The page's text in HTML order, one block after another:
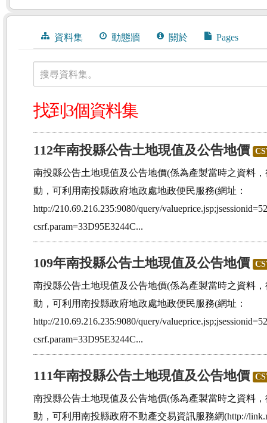
資料集 動態牆 關於 Pages
搜尋資料集。
找到3個資料集
112年南投縣公告土地現值及公告地價
南投縣公告土地現值及公告地價(係為產製當時之資料
動，可利用南投縣政府地政處地政便民服務(網址：
http://210.69.216.235:9080/query/
csrf.param=33D95E3244C...
109年南投縣公告土地現值及公告地價
南投縣公告土地現值及公告地價(係為產製當時之資料
動，可利用南投縣政府地政處地政便民服務(網址：
http://210.69.216.235:9080/query/
csrf.param=33D95E3244C...
111年南投縣公告土地現值及公告地價
南投縣公告土地現值及公告地價(係為產製當時之資料
動，可利用南投縣政府不動產交易資訊服務網(http://